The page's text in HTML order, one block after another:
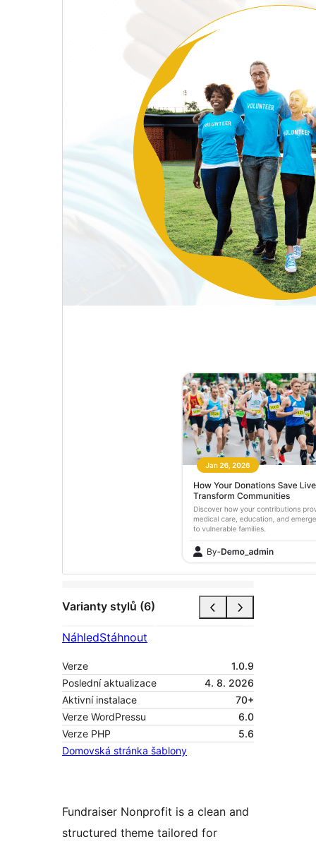
Varianty stylů (6)
NáhledStáhnout
Verze
1.0.9
Poslední aktualizace
4. 8. 2026
Aktivní instalace
70+
Verze WordPressu
6.0
Verze PHP
5.6
Domovská stránka šablony
Fundraiser Nonprofit is a clean and
structured theme tailored for